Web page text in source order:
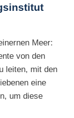
Meer:
von den
leiten, mit den
eine
um diese